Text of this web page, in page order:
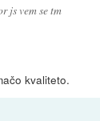
js vem se tm
kvaliteto.